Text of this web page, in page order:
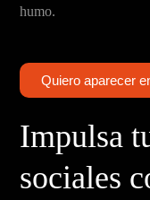
humo.
Quiero aparecer
Impulsa
sociales